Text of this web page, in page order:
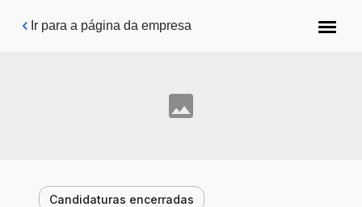
Pular para o conteúdo principal
Ir para a página da empresa
Candidaturas encerradas